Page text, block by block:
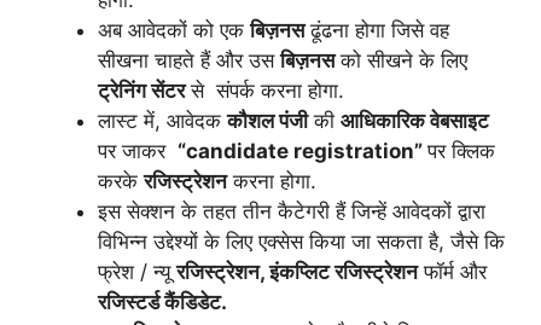
अब आवेदकों को एकबिज़नसढूंढना होगा जिसे वह
सीखना चाहते हैं और उसबिज़नसको सीखने के लिए
ट्रेनिंग सेंटरसे संपर्क करना होगा.
लास्ट में, आवेदककौशल पंजीकी आधिकारिक वेबसाइट
पर जाकर “candidate registration”पर क्लिक
करकेरजिस्ट्रेशनकरना होगा.
इस सेक्शन के तहत तीन कैटेगरी हैं जिन्हें आवेदकों द्वारा
विभिन्न उद्देश्यों के लिए एक्सेस किया जा सकता है, जैसे कि
फ्रेश / न्यूरजिस्ट्रेशन, इंकप्लिट रजिस्ट्रेशनफॉर्म और
रजिस्टर्ड कैंडिडेट.